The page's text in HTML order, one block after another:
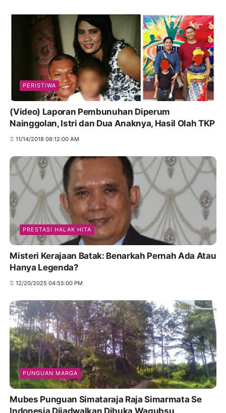
PERISTIWA
(Video) Laporan Pembunuhan Diperum
Nainggolan, Istri dan Dua Anaknya, Hasil Olah TKP
11/14/2018 08:12:00 AM
PRESTASI HALAK HITA
Misteri Kerajaan Batak: Benarkah Pernah Ada Atau
Hanya Legenda?
12/20/2025 04:55:00 PM
PUNGUAN MARGA
Mubes Punguan Simataraja Raja Simarmata Se
Indonesia Dijadwalkan Dibuka Wagubsu